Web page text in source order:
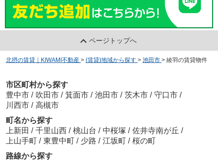
ページトップへ
北摂の賃貸｜KIWAMI不動産 > (賃貸)地域から探す > 池田市 > 綾羽の賃貸物件
市区町村から探す
豊中市 / 吹田市 / 箕面市 / 池田市 / 茨木市 / 守口市 /
川西市 / 高槻市
町名から探す
上新田 / 千里山西 / 桃山台 / 中桜塚 / 佐井寺南が丘 /
上山手町 / 東豊中町 / 少路 / 江坂町 / 桜の町
路線から探す